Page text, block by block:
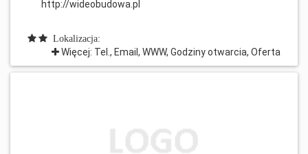
http://wideobudowa.pl
Lokalizacja:
Więcej: Tel., Email, WWW, Godziny otwarcia, Oferta